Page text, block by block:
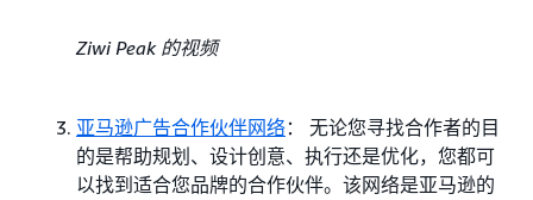
Ziwi Peak 的视频
亚马逊广告合作伙伴网络： 无论您寻找合作者的目
的是帮助规划、设计创意、执行还是优化，您都可
以找到适合您品牌的合作伙伴。该网络是亚马逊的